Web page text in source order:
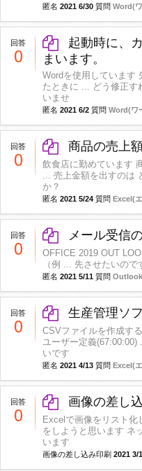
匿名 2021 6/30 質問 Word(
回答
0
起動時に、
まいます。
Wordを使用しています
たときに ... どう修正す
いませ
匿名 2021 6/2 質問 Word(ワ
回答
0
商品の売上
飲食店に勤めています
... 売上金額を出すのは
か？
匿名 2021 5/24 質問 Excel(
回答
0
メール受信
OFFICE 2019 OUT
（例 ... 先させたいの
匿名 2021 5/11 質問
回答
0
生産管理ソ
CSVファイルを作成す
ユーザー定義(67:00:00)
いです
匿名 2021 4/13 質問 Excel(
回答
0
画像の差し
Excelで画像をリスト化
をしようと思います ネ
います
画像の差し込み印刷 2021 3/